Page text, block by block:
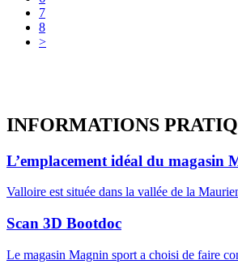
7
8
>
INFORMATIONS
L’emplacement idéal du magasin
Valloire est située dans la vallée de la
Scan 3D Bootdoc
Le magasin Magnin sport a choisi de faire